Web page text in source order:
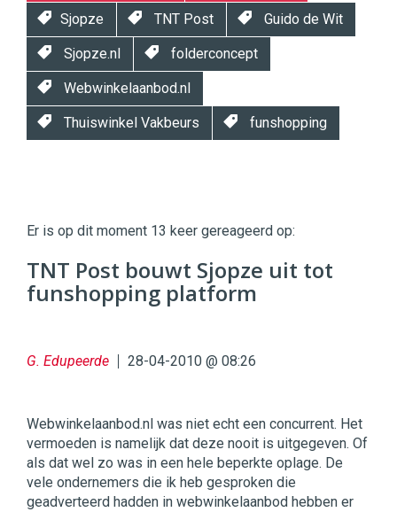
Sjopze TNT Post Guido de Wit
Sjopze.nl folderconcept
Webwinkelaanbod.nl
Thuiswinkel Vakbeurs funshopping
|
Digital
Commercehttps://twinklemagazine.nl
9654
Er is op dit moment 13 keer gereageerd op:
TNT Post bouwt Sjopze uit tot
funshopping platform
G. Edupeerde 28-04-2010 @ 08:26
Webwinkelaanbod.nl was niet echt een concurrent. Het
vermoeden is namelijk dat deze nooit is uitgegeven. Of
als dat wel zo was in een hele beperkte oplage. De
vele ondernemers die ik heb gesproken die
geadverteerd hadden in webwinkelaanbod hebben er